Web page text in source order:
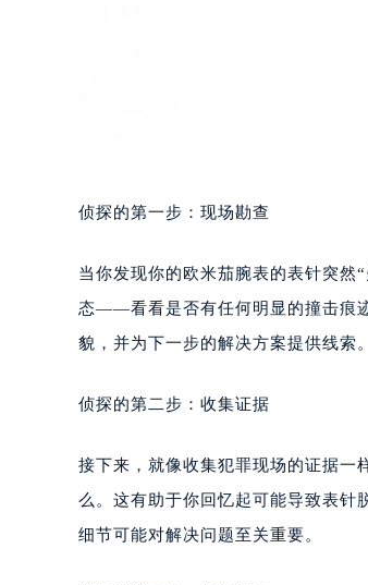
侦探的第一步：现场勘查
当你发现你的欧米茄腕表的表针突然
态——看看是否有任何明显的撞击痕
貌，并为下一步的解决方案提供线索。
侦探的第二步：收集证据
接下来，就像收集犯罪现场的证据一
么。这有助于你回忆起可能导致表针
细节可能对解决问题至关重要。